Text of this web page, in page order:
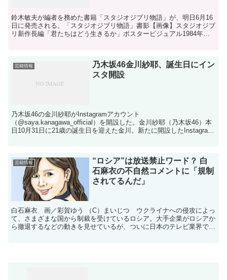
鈴木敏夫が編者を務めた書籍「スタジオジブリ物語」が、明日6月16
日に発売される。「スタジオジブリ物語」書影【画像】スタジオジブ
リ新作長編「君たちはどう生きるか」ポスタービジュアル1984年公
芸能情報
乃木坂46金川紗耶、誕生日にイン
スタ開設
乃木坂46の金川紗耶がInstagramアカウント
（@saya.kanagawa_official）を開設した。金川紗耶（乃木坂46）本
日10月31日に21歳の誕生日を迎えた金川。新たに開設したInstagram
芸能情報
“ロシア”は放送禁止ワード？ 白
石麻衣の不自然コメントに「規制
されてるんだ」
白石麻衣 画／彩賀ゆう （C）まいじつ ウクライナへの侵攻によっ
て、さまざまな国から制裁を受けているロシア。大手企業がロシアか
ら撤退するなどの動きを見せているが、ついに日本のテレビ業界でも